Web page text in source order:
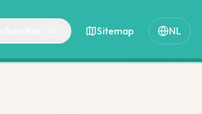
Sitemap NL